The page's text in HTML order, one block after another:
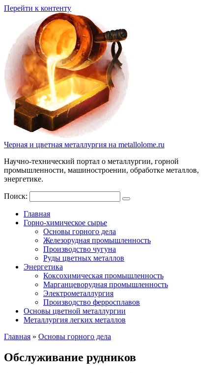
Перейти к контенту
Черная и цветная металлургия на metallolome.ru
Научно-технический портал о металлургии, горной
промышленности, машиностроении, обработке металлов,
энергетике.
Поиск:
Главная
Горно-химическое сырье
Основы горного дела
Железорудная промышленность
Производство чугуна
Руды цветных металлов
Энергетика
Коксохимическая промышленность
Марганцеворудная промышленность
Электрометаллургия
Производство ферросплавов
Основы цветной металлургии
Металлургия легких металлов
Главная » Основы горного дела
Обслуживание рудников